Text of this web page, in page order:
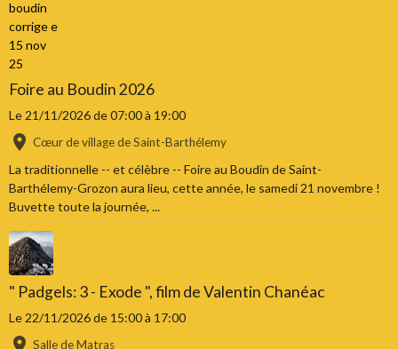
Foire au Boudin 2026
Le 21/11/2026de 07:00à 19:00
Cœur de village de Saint-Barthélemy
La traditionnelle -- et célèbre -- Foire au Boudin de Saint-
Barthélemy-Grozon aura lieu, cette année, le samedi 21 novembre !
Buvette toute la journée, ...
" Padgels: 3 - Exode ", film de Valentin Chanéac
Le 22/11/2026de 15:00à 17:00
Salle de Matras